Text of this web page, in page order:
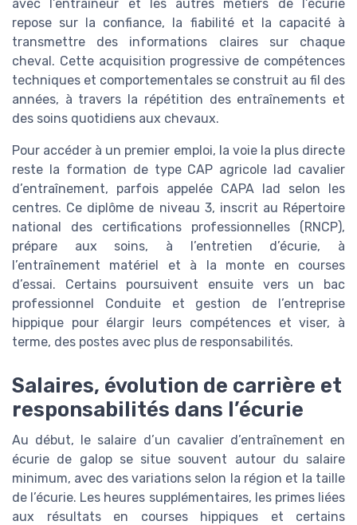
avec l’entraîneur et les autres métiers de l’écurie
repose sur la confiance, la fiabilité et la capacité à
transmettre des informations claires sur chaque
cheval. Cette acquisition progressive de compétences
techniques et comportementales se construit au fil des
années, à travers la répétition des entraînements et
des soins quotidiens aux chevaux.
Pour accéder à un premier emploi, la voie la plus directe
reste la formation de type CAP agricole lad cavalier
d’entraînement, parfois appelée CAPA lad selon les
centres. Ce diplôme de niveau 3, inscrit au Répertoire
national des certifications professionnelles (RNCP),
prépare aux soins, à l’entretien d’écurie, à
l’entraînement matériel et à la monte en courses
d’essai. Certains poursuivent ensuite vers un bac
professionnel Conduite et gestion de l’entreprise
hippique pour élargir leurs compétences et viser, à
terme, des postes avec plus de responsabilités.
Salaires, évolution de carrière et
responsabilités dans l’écurie
Au début, le salaire d’un cavalier d’entraînement en
écurie de galop se situe souvent autour du salaire
minimum, avec des variations selon la région et la taille
de l’écurie. Les heures supplémentaires, les primes liées
aux résultats en courses hippiques et certains